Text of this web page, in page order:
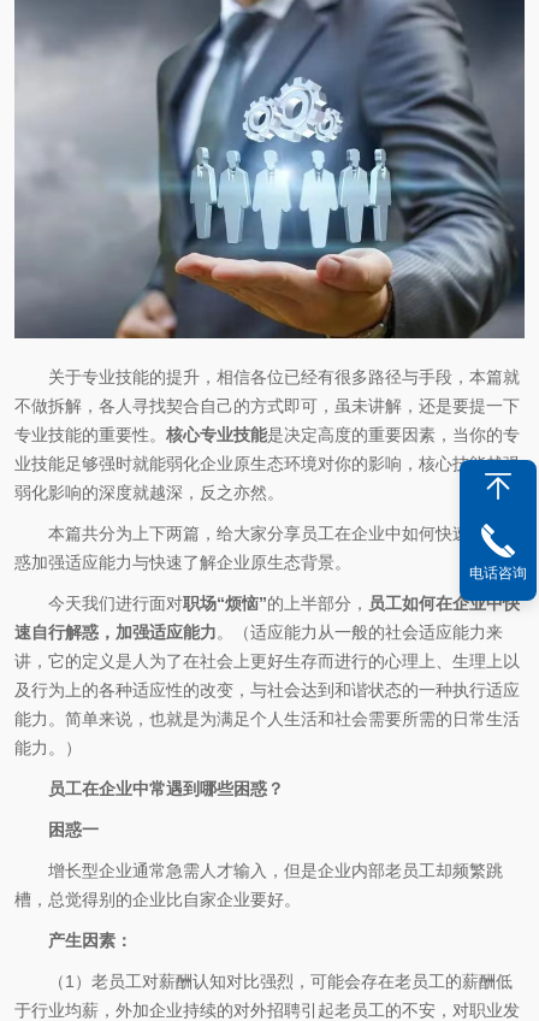
关于专业技能的提升，相信各位已经有很多路径与手段，本篇就
不做拆解，各人寻找契合自己的方式即可，虽未讲解，还是要提一下
专业技能的重要性。 核心专业技能是决定高度的重要因素，当你的专
业技能足够强时就能弱化企业原生态环境对你的影响，核心技能越强
弱化影响的深度就越深，反之亦然。
本篇共分为上下两篇，给大家分享员工在企业中如何快速自行解
惑加强适应能力与快速了解企业原生态背景。
今天我们进行面对职场“烦恼”的上半部分， 员工如何在企业中快
速自行解惑，加强适应能力。（适应能力从一般的社会适应能力来
讲，它的定义是人为了在社会上更好生存而进行的心理上、生理上以
及行为上的各种适应性的改变，与社会达到和谐状态的一种执行适应
能力。简单来说，也就是为满足个人生活和社会需要所需的日常生活
能力。）
员工在企业中常遇到哪些困惑？
困惑一
增长型企业通常急需人才输入，但是企业内部老员工却频繁跳
槽，总觉得别的企业比自家企业要好。
产生因素：
（1）老员工对薪酬认知对比强烈，可能会存在老员工的薪酬低
于行业均薪，外加企业持续的对外招聘引起老员工的不安，对职业发
电话咨询